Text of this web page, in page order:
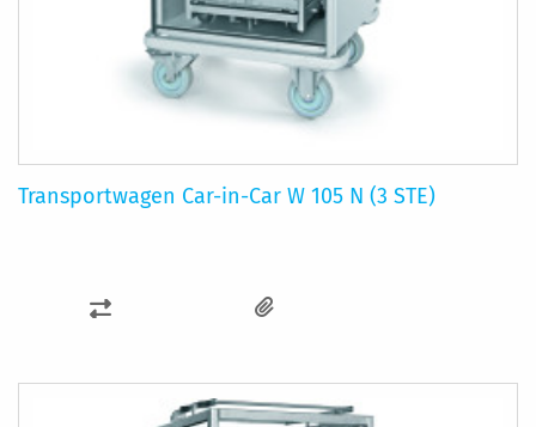
Transportwagen Car-in-Car W 105 N (3 STE)
ZUR
HINZUFÜGEN